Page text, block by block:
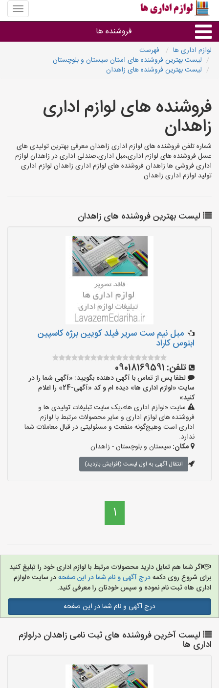
منوی
سایت
اداری
فروشنده ها
گروه ها
لوازم اداری ها
فهرست
لیست بهترین فروشنده های استان سیستان و بلوچستان
لیست بهترین فروشنده های زاهدان
فروشنده های لوازم اداری
زاهدان
شماره تلفن فروشنده های لوازم اداری زاهدان معرفی بهترین تولیدی های
عسل فروشنده های لوازم اداری،مبل اداری،صندلی اداری در زاهدان لوازم
اداری فروشی ها زاهدان فروشنده های لوازم اداری زاهدان لوازم اداری
تولید لوازم اداری زاهدان
لیست بهترین فروشنده های زاهدان
مبل نیم ست سریر فیلد کویین برژه کاسپین
ابنوس کاراد
تلفن: 09018169591
لطفا پس از تماس با آگهی دهنده بگویید: «آگهی شما را در
سایت «لوازم اداری ها» دیده ام و کد «آگهی-24» را اعلام
کنید»
سایت «لوازم اداری ها»،یک سایت تبلیغات تولیدی ها و
فروشنده های لوازم اداری و سایر محصولات مرتبط با لوازم
اداری است وهیچ‌گونه منفعت و مسئولیتی در قبال معاملات شما
ندارد.
مکان: سیستان و بلوچستان - زاهدان
انتقال آگهی به اول لیست (افزایش بازدید)
1
اگر شما هم تمایل دارید محصولات مرتبط با لوازم اداری خود را تبلیغ کنید
برای شروع روی دکمهدرج آگهی و نام شما در این صفحهدر سایت «لوازم
اداری ها» ثبت نام نموده و سپس خودتان را معرفی کنید.
درج آگهی و نام شما در این صفحه
لیست آخرین فروشنده های ثبت نامی زاهدان درلوازم
اداری ها